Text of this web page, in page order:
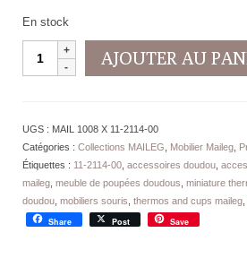
En stock
quantité
Menthe
avec
tasses
AJOUTER AU
UGS : MAIL 1008 X 11-2114-00
Catégories : Collections MAILEG Mobilier Maileg,
Étiquettes : 11-2114-00, accessoires doudou,
maileg, meuble de poupées doudous miniature
doudou, mobiliers souris thermos and cups maileg,
Share Post Save